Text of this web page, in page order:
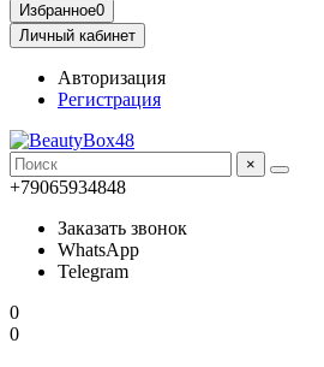
Избранное0
Личный кабинет
Авторизация
Регистрация
×
+79065934848
Заказать звонок
WhatsApp
Telegram
0
0